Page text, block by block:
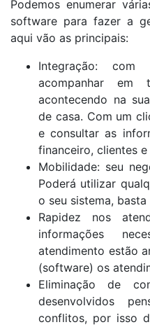
Podemos enumerar
software para fazer a
aqui vão as principais:
Integração:
acompanhar
acontecendo na
de casa. Com um
e consultar as
financeiro, clientes
Mobilidade: seu
Poderá utilizar
o seu sistema,
Rapidez nos
informações
atendimento estão
(software) os
Eliminação de
desenvolvidos
conflitos, por isso